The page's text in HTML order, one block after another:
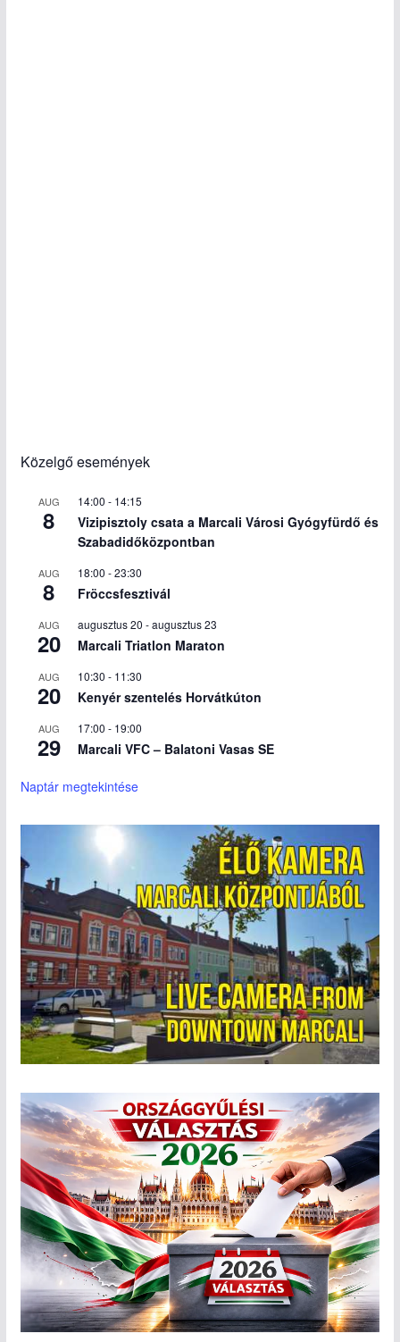
Közelgő események
AUG
8
14:00 - 14:15
Vizipisztoly csata a Marcali Városi Gyógyfürdő és
Szabadidőközpontban
AUG
8
18:00 -23:30
Fröccsfesztivál
AUG
20
augusztus 20 -augusztus 23
Marcali Triatlon Maraton
AUG
20
10:30 - 11:30
Kenyér szentelés Horvátkúton
AUG
29
17:00 - 19:00
Marcali VFC – Balatoni Vasas SE
Naptár megtekintése